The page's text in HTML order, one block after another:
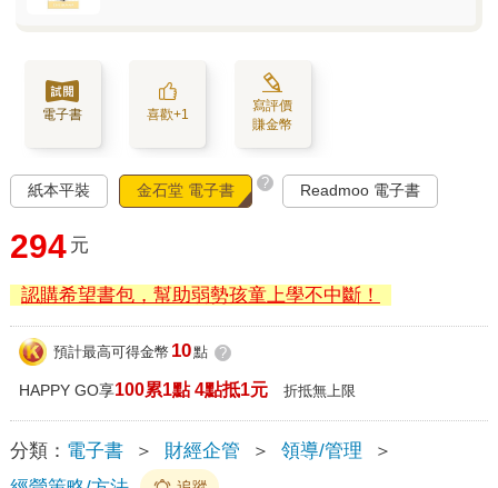
電子書 喜歡+1
寫評價
賺金幣
紙本平裝 金石堂 電子書 ? Readmoo 電子書
294 元
認購希望書包，幫助弱勢孩童上學不中斷！
預計最高可得金幣 10點 ?
HAPPY GO享100累1點 4點抵1元 折抵無上限
分類： 電子書 ＞ 財經企管 ＞ 領導/管理
＞